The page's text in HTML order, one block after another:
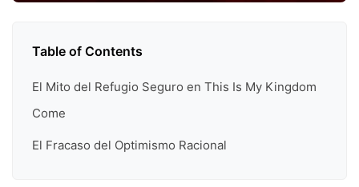
Table of Contents
El Mito del Refugio Seguro en This Is My Kingdom
Come
El Fracaso del Optimismo Racional